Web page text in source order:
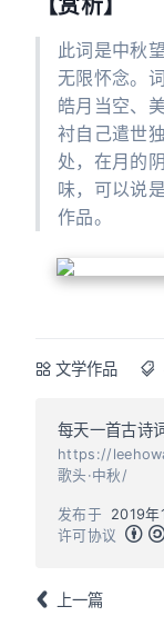
【赏析】
此词是中秋
无限怀念。
皓月当空、
衬自己遣世
处，在月的
味，可以说
作品。
文学作品
每天一首古诗
https://
歌头·中秋/
发布于
2019年
许可协议
上一篇